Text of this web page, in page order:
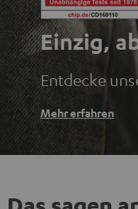
Einzig,
Entdecke
Mehr erfahren